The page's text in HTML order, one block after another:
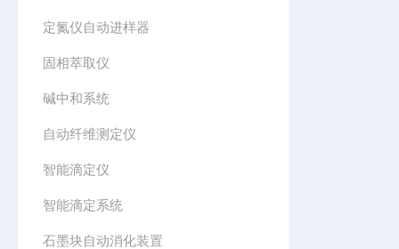
定氮仪自动进样器
固相萃取仪
碱中和系统
自动纤维测定仪
智能滴定仪
智能滴定系统
石墨块自动消化装置